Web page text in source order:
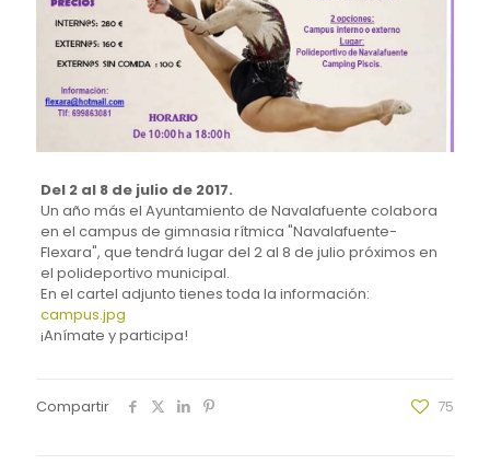
Del 2 al 8 de julio de 2017.
Un año más el Ayuntamiento de Navalafuente colabora
en el campus de gimnasia rítmica "Navalafuente-
Flexara", que tendrá lugar del 2 al 8 de julio próximos en
el polideportivo municipal.
En el cartel adjunto tienes toda la información:
campus.jpg
¡Anímate y participa!
Compartir 75